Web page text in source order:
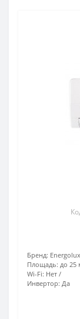
Бренд: Energolux
Площадь: до 25
Wi-Fi: Нет
Инвертор: Да